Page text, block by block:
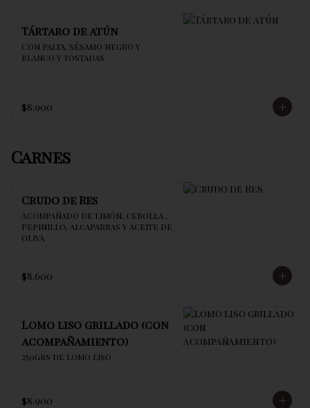
Tártaro de atún
Con palta, sésamo negro y
blanco y tostadas
$8.900
Carnes
Crudo de Res
Acompañado de limón, cebolla ,
pepinillo, alcaparras y aceite de
oliva
$8.600
Lomo liso grillado (con
acompañamiento)
250grs de lomo liso
$8.900